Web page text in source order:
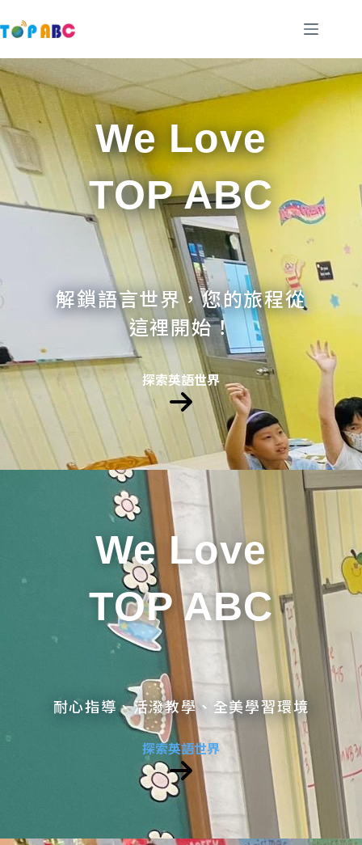
至
要
內
容
We Love
TOP ABC
解鎖語言世界，您的旅程從
這裡開始！
探索英語世界
We Love
TOP ABC
耐心指導、活潑教學、全美學習環境
探索英語世界